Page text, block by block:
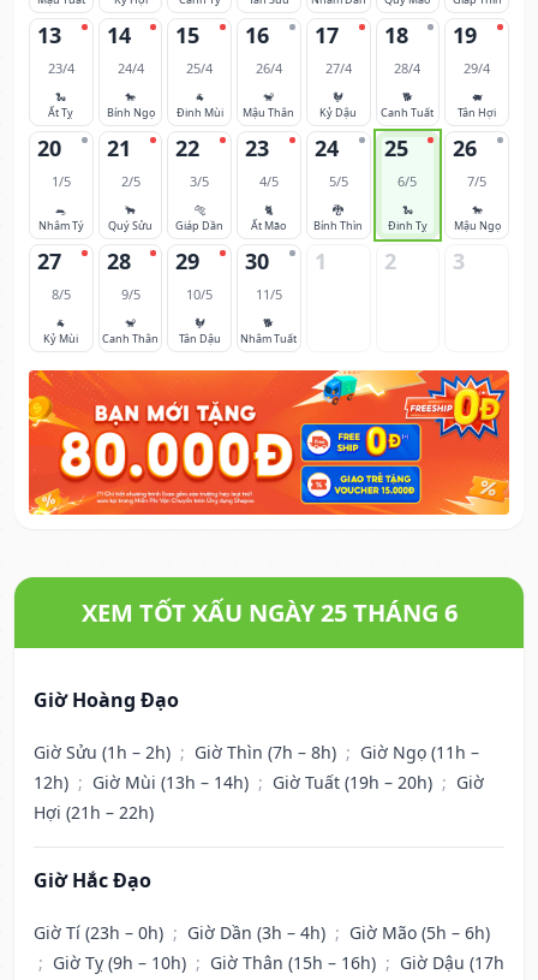
13
23/4
🐍
Ất Tỵ
14
24/4
🐎
Bính Ngọ
15
25/4
🐐
Đinh Mùi
16
26/4
🐒
Mậu Thân
17
27/4
🐓
Kỷ Dậu
18
28/4
🐕
Canh Tuất
19
29/4
🐖
Tân Hợi
20
1/5
🐀
Nhâm Tý
21
2/5
🐂
Quý Sửu
22
3/5
🐅
Giáp Dần
23
4/5
🐈
Ất Mão
24
5/5
🐉
Bính Thìn
25
6/5
🐍
Đinh Tỵ
26
7/5
🐎
Mậu Ngọ
27
8/5
🐐
Kỷ Mùi
28
9/5
🐒
Canh Thân
29
10/5
🐓
Tân Dậu
30
11/5
🐕
Nhâm Tuất
1 2 3
XEM TỐT XẤU NGÀY 25 THÁNG 6
Giờ Hoàng Đạo
Giờ Sửu (1h – 2h) ; Giờ Thìn (7h – 8h) ; Giờ Ngọ (11h –
12h) ; Giờ Mùi (13h – 14h) ; Giờ Tuất (19h – 20h) ; Giờ
Hợi (21h – 22h)
Giờ Hắc Đạo
Giờ Tí (23h – 0h) ; Giờ Dần (3h – 4h) ; Giờ Mão (5h – 6h)
; Giờ Tỵ (9h – 10h) ; Giờ Thân (15h – 16h) ; Giờ Dậu (17h